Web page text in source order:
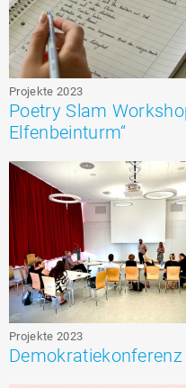
Projekte 2023
Poetry Slam
Elfenbeinturm“
Projekte 2023
Demokratiekonferenz